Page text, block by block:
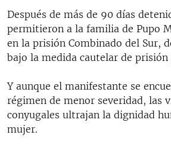
Después de más de 90 días
permitieron a la familia de Pupo
en la prisión Combinado del Sur,
bajo la medida cautelar de prisión
Y aunque el manifestante se
régimen de menor severidad, las
conyugales ultrajan la dignidad
mujer.